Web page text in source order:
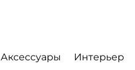
Аксессуары Интерьер